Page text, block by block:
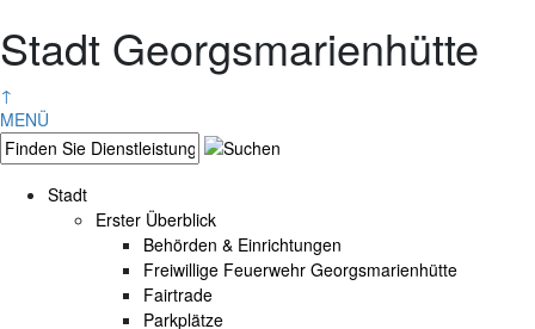
Stadt Georgsmarienhütte
↑
MENÜ
Stadt
Erster Überblick
Behörden & Einrichtungen
Freiwillige Feuerwehr Georgsmarienhütte
Fairtrade
Parkplätze